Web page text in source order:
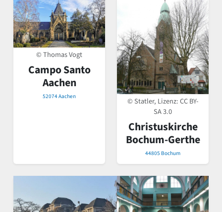
© Thomas Vogt
Campo Santo
Aachen
52074 Aachen © Statler, Lizenz:CC BY-
SA 3.0
Christuskirche
Bochum-Gerthe
44805 Bochum